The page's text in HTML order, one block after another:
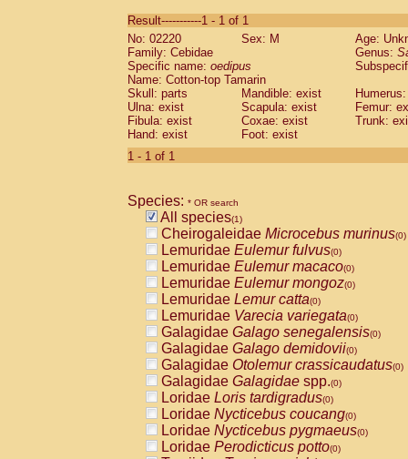
CebidaeSaguinus labiatus(0)
Cebidae Saguinus leucopus (0)
Cebidae
CebidaeSaguinus mystax
Cebidae Saguinus nigricollis (0)
Cebidae Saguinus oedipus
Cebidae Saguinus weddelli
Cebidae Saguinusspp.
Cebidae
CebidaeCebus capucinus
CebidaeCebus nigrivittatus
CebidaeCebus spp.(0)
CebidaeSaimiri boliviensis(0)
CebidaeSaimiri sciureus(0)
AtelidaeAlouatta caraya(0)
AtelidaeAlouatta fusca(0)
AtelidaeAlouatta seniculus(0)
AtelidaeAlouattaspp.(0)
AtelidaeAteles belzebuth(0)
AtelidaeAteles geoffroyi(0)
AtelidaeAteles paniscus(0)
AtelidaeAtelesspp.(0)
AtelidaeLagothrix lagothricha(0)
AtelidaeLagothrix lagothricha cana
PitheciidaeCacajao calvus
Result-----------1 - 1 of 1
No: 02220
Sex: M
Age:
Family: Cebidae
Genus:
Specific name: oedipus
Name: Cotton-top Tamarin
Skull: parts
Mandible: exist
Ulna: exist
Scapula: exist
Femur:
Fibula: exist
Coxae: exist
Trunk:
Hand: exist
Foot: exist
1 - 1 of 1
Species: * OR search
All species(1)
Cheirogaleidae Microcebus murinus(0)
Lemuridae Eulemur fulvus(0)
Lemuridae Eulemur macaco(0)
Lemuridae Eulemur mongoz(0)
Lemuridae Lemur catta(0)
Lemuridae Varecia variegata(0)
Galagidae Galago senegalensis(0)
Galagidae Galago demidovii(0)
Galagidae Otolemur crassicaudatus(0)
Galagidae Galagidae spp.(0)
Loridae Loris tardigradus(0)
Loridae Nycticebus coucang(0)
Loridae Nycticebus pygmaeus(0)
Loridae Perodicticus potto(0)